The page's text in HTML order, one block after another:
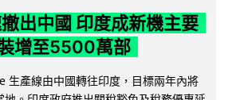
出中國 印度成新機主要
增至5500萬部
生產線由中國轉往印度，目標兩年內將